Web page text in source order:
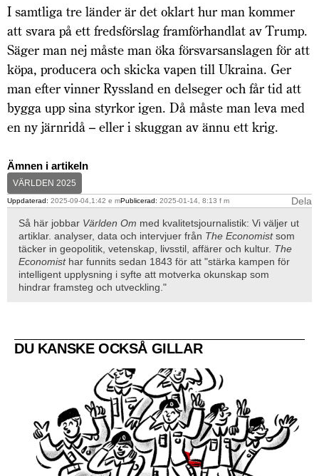
I samtliga tre länder är det oklart hur man kommer
att svara på ett fredsförslag framförhandlat av Trump.
Säger man nej måste man öka försvarsanslagen för att
köpa, producera och skicka vapen till Ukraina. Ger
man efter vinner Ryssland en delseger och får tid att
bygga upp sina styrkor igen. Då måste man leva med
en ny järnridå – eller i skuggan av ännu ett krig.
Ämnen i artikeln
VÄRLDEN 2025
Uppdaterad: 2025-09-04,1:42 e mPublicerad: 2025-01-14, 8:13 f m
Dela
Så här jobbar Världen Om med kvalitetsjournalistik: Vi väljer ut
artiklar. analyser, data och intervjuer från The Economistsom
täcker in geopolitik, vetenskap, livsstil, affärer och kultur. The
Economisthar funnits sedan 1843 för att "stärka kampen för
intelligent upplysning i syfte att motverka okunskap som
hindrar framsteg och utveckling."
DU KANSKE OCKSÅ GILLAR